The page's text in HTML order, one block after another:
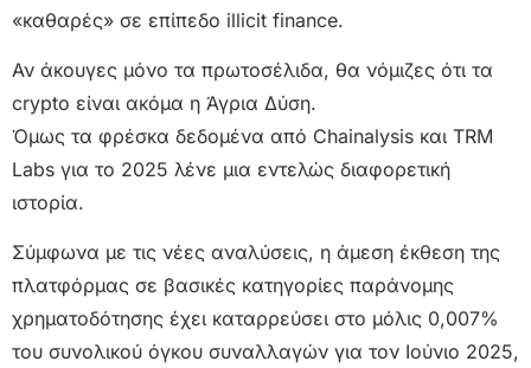
«καθαρές» σε επίπεδο illicit finance.
Αν άκουγες μόνο τα πρωτοσέλιδα, θα νόμιζες ότι τα
crypto είναι ακόμα η Άγρια Δύση.
Όμως τα φρέσκα δεδομένα από Chainalysis και TRM
Labs για το 2025 λένε μια εντελώς διαφορετική
ιστορία.
Σύμφωνα με τις νέες αναλύσεις, η άμεση έκθεση της
πλατφόρμας σε βασικές κατηγορίες παράνομης
χρηματοδότησης έχει καταρρεύσει στο μόλις 0,007%
του συνολικού όγκου συναλλαγών για τον Ιούνιο 2025,